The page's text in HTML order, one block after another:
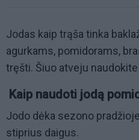
Jodas kaip trąša tinka
agurkams, pomidorams,
tręšti. Šiuo atveju
Kaip naudoti jodą
Jodo dėka sezono
stiprius daigus.